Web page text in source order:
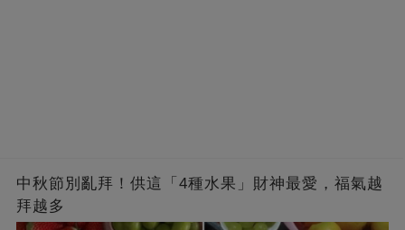
中秋節別亂拜！供這「4種水果」財神最愛，福氣越
拜越多